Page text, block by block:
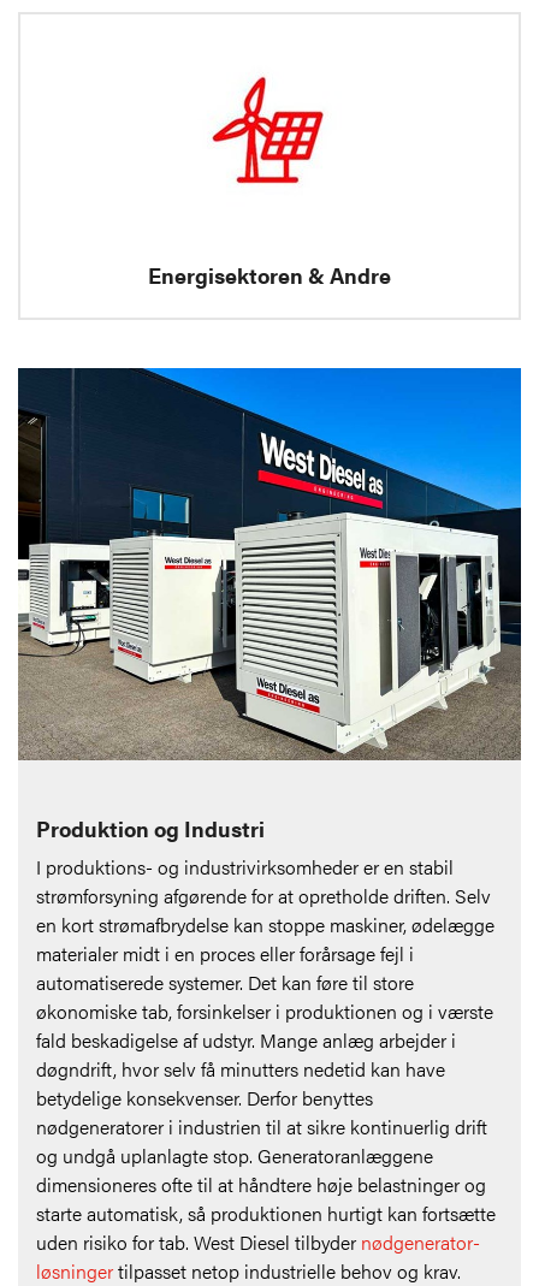
Energisektoren & Andre
Produktion og Industri
I produktions- og industrivirksomheder er en stabil
strømforsyning afgørende for at opretholde driften. Selv
en kort strømafbrydelse kan stoppe maskiner, ødelægge
materialer midt i en proces eller forårsage fejl i
automatiserede systemer. Det kan føre til store
økonomiske tab, forsinkelser i produktionen og i værste
fald beskadigelse af udstyr. Mange anlæg arbejder i
døgndrift, hvor selv få minutters nedetid kan have
betydelige konsekvenser. Derfor benyttes
nødgeneratorer i industrien til at sikre kontinuerlig drift
og undgå uplanlagte stop. Generatoranlæggene
dimensioneres ofte til at håndtere høje belastninger og
starte automatisk, så produktionen hurtigt kan fortsætte
uden risiko for tab. West Diesel tilbyder nødgenerator-
løsningertilpasset netop industrielle behov og krav.